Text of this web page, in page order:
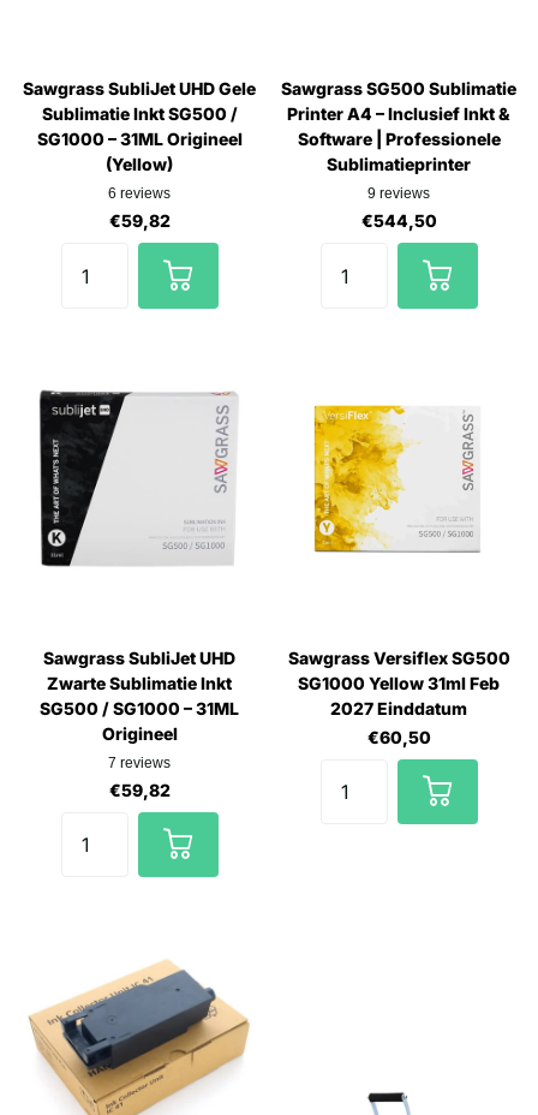
Sawgrass SubliJet UHD Gele
Sublimatie Inkt SG500 /
SG1000 – 31ML Origineel
(Yellow)
6 reviews
€59,82
Sawgrass SG500 Sublimatie
Printer A4 – Inclusief Inkt &
Software | Professionele
Sublimatieprinter
9 reviews
€544,50
Sawgrass SubliJet UHD
Zwarte Sublimatie Inkt
SG500 / SG1000 – 31ML
Origineel
7 reviews
€59,82
Sawgrass Versiflex SG500
SG1000 Yellow 31ml Feb
2027 Einddatum
€60,50